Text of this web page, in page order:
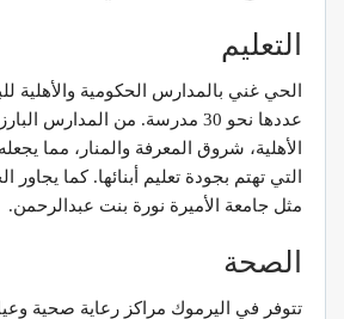
التعليم
الحي غني بالمدارس الحكومية والأهلية
عددها نحو 30 مدرسة. من المدارس
الأهلية، شروق المعرفة والمنار، مما
التي تهتم بجودة تعليم أبنائها. كما
مثل جامعة الأميرة نورة بنت عبدالرحمن.
الصحة
تتوفر في اليرموك مراكز رعاية صحية